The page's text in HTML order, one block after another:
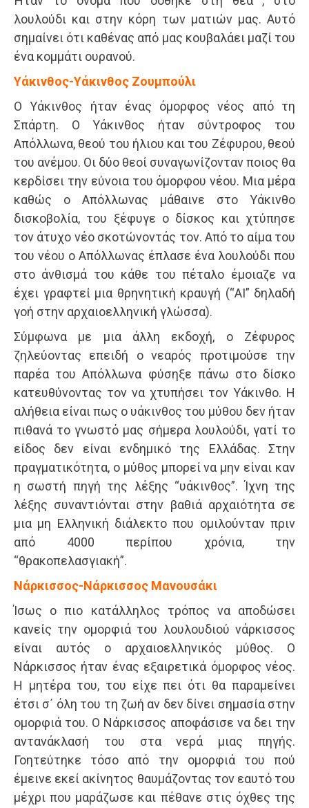
λουλούδι και στην κόρη των ματιών μας. Αυτό
σημαίνει ότι καθένας από μας κουβαλάει μαζί του
ένα κομμάτι ουρανού.
Υάκινθος-Υάκινθος Ζουμπούλι
Ο Υάκινθος ήταν ένας όμορφος νέος από τη
Σπάρτη. Ο Υάκινθος ήταν σύντροφος του
Απόλλωνα, θεού του ήλιου και του Ζέφυρου, θεού
του ανέμου. Οι δύο θεοί συναγωνίζονταν ποιος θα
κερδίσει την εύνοια του όμορφου νέου. Μια μέρα
καθώς ο Απόλλωνας μάθαινε στο Υάκινθο
δισκοβολία, του ξέφυγε ο δίσκος και χτύπησε
τον άτυχο νέο σκοτώνοντάς τον. Από το αίμα του
του νέου ο Απόλλωνας έπλασε ένα λουλούδι που
στο άνθισμά του κάθε του πέταλο έμοιαζε να
έχει γραφτεί μια θρηνητική κραυγή (“ΑΙ” δηλαδή
γοή στην αρχαιοελληνική γλώσσα).
Σύμφωνα με μια άλλη εκδοχή, ο Ζέφυρος
ζηλεύοντας επειδή ο νεαρός προτιμούσε την
παρέα του Απόλλωνα φύσηξε πάνω στο δίσκο
κατευθύνοντας τον να χτυπήσει τον Υάκινθο. Η
αλήθεια είναι πως ο υάκινθος του μύθου δεν ήταν
πιθανά το γνωστό μας σήμερα λουλούδι, γατί το
είδος δεν είναι ενδημικό της Ελλάδας. Στην
πραγματικότητα, ο μύθος μπορεί να μην είναι καν
η σωστή πηγή της λέξης “υάκινθος”. Ίχνη της
λέξης συναντιόνται στην βαθιά αρχαιότητα σε
μια μη Ελληνική διάλεκτο που ομιλούνταν πριν
από 4000 περίπου χρόνια, την
“θρακοπελασγιακή”.
Νάρκισσος-Νάρκισσος Μανουσάκι
Ίσως ο πιο κατάλληλος τρόπος να αποδώσει
κανείς την ομορφιά του λουλουδιού νάρκισσος
είναι αυτός ο αρχαιοελληνικός μύθος. Ο
Νάρκισσος ήταν ένας εξαιρετικά όμορφος νέος.
Η μητέρα του, του είχε πει ότι θα παραμείνει
έτσι σ΄ όλη του τη ζωή αν δεν δίνει σημασία στην
ομορφιά του. Ο Νάρκισσος αποφάσισε να δει την
αντανάκλασή του στα νερά μιας πηγής.
Γοητεύτηκε τόσο από την ομορφιά του πού
έμεινε εκεί ακίνητος θαυμάζοντας τον εαυτό του
μέχρι που μαράζωσε και πέθανε στις όχθες της